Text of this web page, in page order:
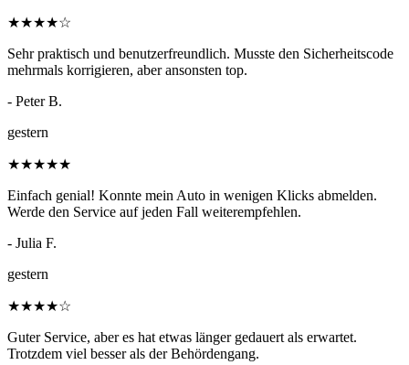
★★★★☆
Sehr praktisch und benutzerfreundlich. Musste den Sicherheitscode
mehrmals korrigieren, aber ansonsten top.
- Peter B.
gestern
★★★★★
Einfach genial! Konnte mein Auto in wenigen Klicks abmelden.
Werde den Service auf jeden Fall weiterempfehlen.
- Julia F.
gestern
★★★★☆
Guter Service, aber es hat etwas länger gedauert als erwartet.
Trotzdem viel besser als der Behördengang.